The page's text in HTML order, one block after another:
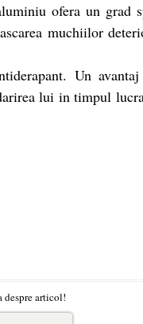
ofera un grad
muchiilor
Un avantaj
lui in timpul
despre articol!